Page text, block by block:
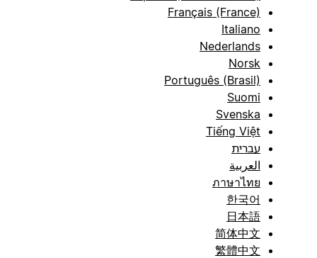
Français (France)
Italiano
Nederlands
Norsk
Português (Brasil)
Suomi
Svenska
Tiếng Việt
עברית
العربية
ภาษาไทย
한국어
日本語
简体中文
繁體中文